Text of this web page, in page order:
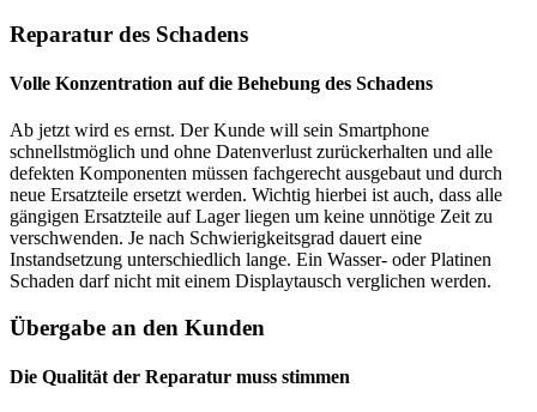
Reparatur des Schadens
Volle Konzentration auf die Behebung des Schadens
Ab jetzt wird es ernst. Der Kunde will sein Smartphone
schnellstmöglich und ohne Datenverlust zurückerhalten und alle
defekten Komponenten müssen fachgerecht ausgebaut und durch
neue Ersatzteile ersetzt werden. Wichtig hierbei ist auch, dass alle
gängigen Ersatzteile auf Lager liegen um keine unnötige Zeit zu
verschwenden. Je nach Schwierigkeitsgrad dauert eine
Instandsetzung unterschiedlich lange. Ein Wasser- oder Platinen
Schaden darf nicht mit einem Displaytausch verglichen werden.
Übergabe an den Kunden
Die Qualität der Reparatur muss stimmen